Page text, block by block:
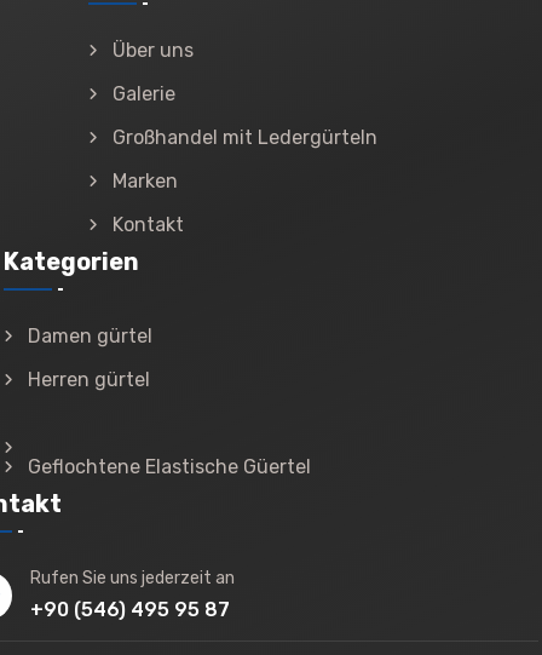
Über uns
Galerie
Großhandel mit Ledergürteln
Marken
Kontakt
Kategorien
Damen gürtel
Herren gürtel
Geflochtene Elastische Güertel
Rufen Sie uns jederzeit an
+90 (546) 495 95 87